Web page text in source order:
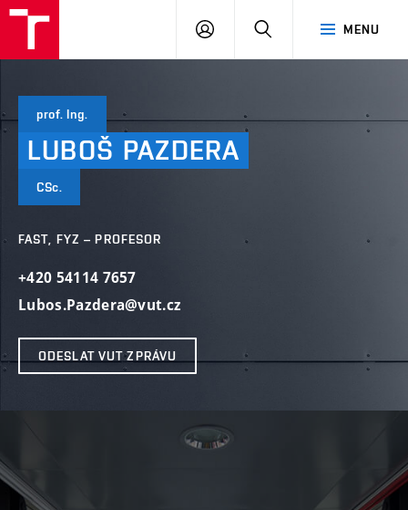
MENU
PŘIHLÁSIT
prof. Ing.
LUBOŠ PAZDERA
CSc.
FAST, FYZ – PROFESOR
+420 54114 7657
Lubos.Pazdera@vut.cz
ODESLAT VUT ZPRÁVU